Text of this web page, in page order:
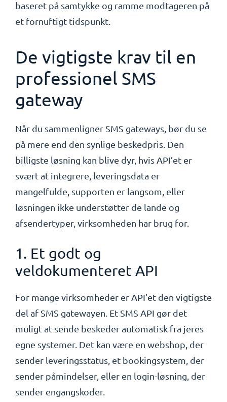
baseret på samtykke og ramme modtageren på
et fornuftigt tidspunkt.
De vigtigste krav til en
professionel SMS
gateway
Når du sammenligner SMS gateways, bør du se
på mere end den synlige beskedpris. Den
billigste løsning kan blive dyr, hvis API’et er
svært at integrere, leveringsdata er
mangelfulde, supporten er langsom, eller
løsningen ikke understøtter de lande og
afsendertyper, virksomheden har brug for.
1. Et godt og
veldokumenteret API
For mange virksomheder er API’et den vigtigste
del af SMS gatewayen. Et SMS API gør det
muligt at sende beskeder automatisk fra jeres
egne systemer. Det kan være en webshop, der
sender leveringsstatus, et bookingsystem, der
sender påmindelser, eller en login-løsning, der
sender engangskoder.